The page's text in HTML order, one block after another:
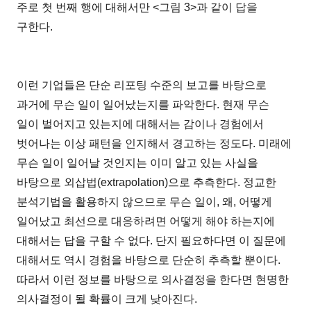
주로 첫 번째 행에 대해서만 <그림 3>과 같이 답을
구한다.
이런 기업들은 단순 리포팅 수준의 보고를 바탕으로
과거에 무슨 일이 일어났는지를 파악한다. 현재 무슨
일이 벌어지고 있는지에 대해서는 감이나 경험에서
벗어나는 이상 패턴을 인지해서 경고하는 정도다. 미래에
무슨 일이 일어날 것인지는 이미 알고 있는 사실을
바탕으로 외삽법(extrapolation)으로 추측한다. 정교한
분석기법을 활용하지 않으므로 무슨 일이, 왜, 어떻게
일어났고 최선으로 대응하려면 어떻게 해야 하는지에
대해서는 답을 구할 수 없다. 단지 필요하다면 이 질문에
대해서도 역시 경험을 바탕으로 단순히 추측할 뿐이다.
따라서 이런 정보를 바탕으로 의사결정을 한다면 현명한
의사결정이 될 확률이 크게 낮아진다.